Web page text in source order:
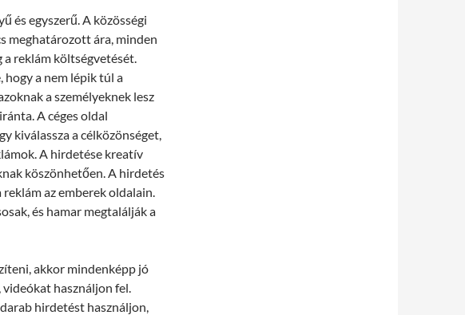
és egyszerű. A közösségi
meghatározott ára, minden
a reklám költségvetését.
hogy a nem lépik túl a
a személyeknek lesz
A céges oldal
kiválassza a célközönséget,
A hirdetése kreatív
köszönhetően. A hirdetés
az emberek oldalain.
és hamar megtalálják a
akkor mindenképp jó
használjon fel.
hirdetést használjon,